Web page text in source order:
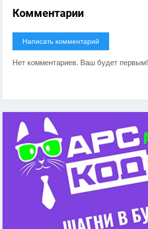
Комментарии
Написать комментарий
Нет комментариев. Ваш будет первым!